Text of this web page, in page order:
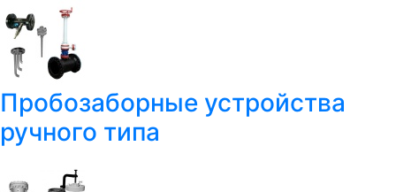
Пробозаборные устройства
ручного типа